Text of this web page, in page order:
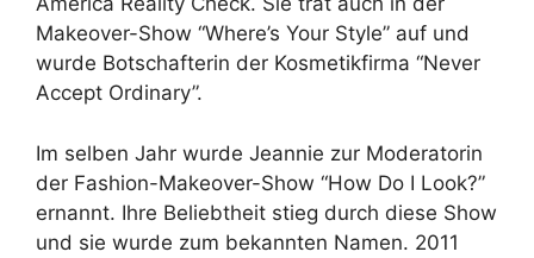
Makeover-Show “Where’s Your Style” auf und
wurde Botschafterin der Kosmetikfirma “Never
Accept Ordinary”.
Im selben Jahr wurde Jeannie zur Moderatorin
der Fashion-Makeover-Show “How Do I Look?”
ernannt. Ihre Beliebtheit stieg durch diese Show
und sie wurde zum bekannten Namen. 2011